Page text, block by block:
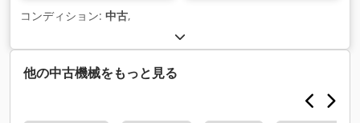
コンディション: 中古,
他の中古機械をもっと見る